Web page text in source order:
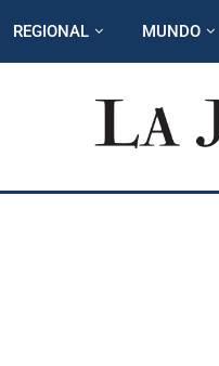
REGIONAL MUNDO